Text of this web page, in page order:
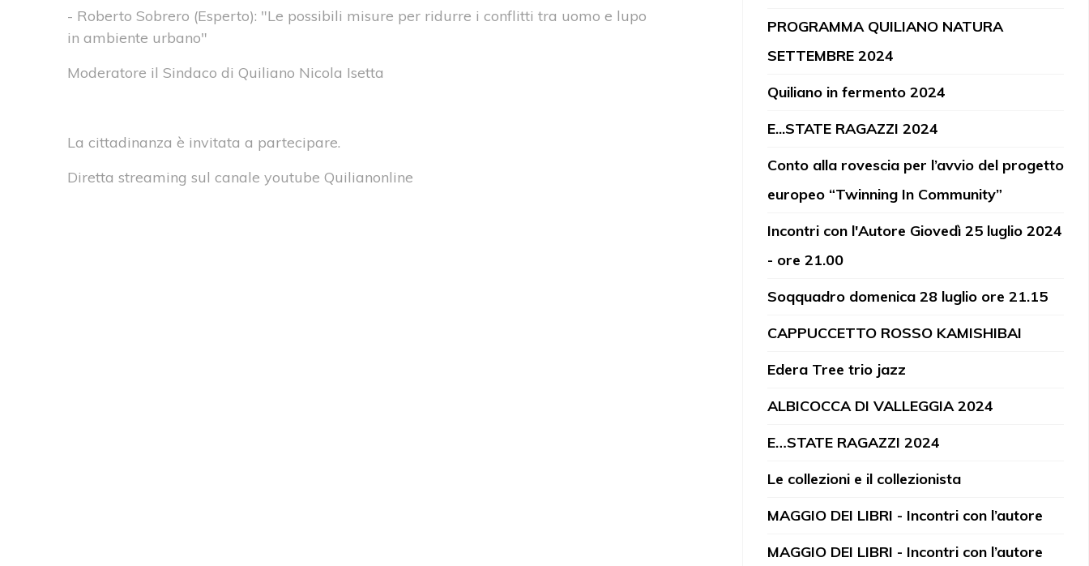
- Roberto Sobrero (Esperto): "Le possibili misure per ridurre i conflitti tra uomo e lupo
in ambiente urbano"
Moderatore il Sindaco di Quiliano Nicola Isetta
La cittadinanza è invitata a partecipare.
Diretta streaming sul canale youtube Quilianonline
PROGRAMMA QUILIANO NATURA
SETTEMBRE 2024
Quiliano in fermento 2024
E...STATE RAGAZZI 2024
Conto alla rovescia per l’avvio del progetto
europeo “Twinning In Community”
Incontri con l'Autore Giovedì 25 luglio 2024
- ore 21.00
Soqquadro domenica 28 luglio ore 21.15
CAPPUCCETTO ROSSO KAMISHIBAI
Edera Tree trio jazz
ALBICOCCA DI VALLEGGIA 2024
E…STATE RAGAZZI 2024
Le collezioni e il collezionista
MAGGIO DEI LIBRI - Incontri con l’autore
MAGGIO DEI LIBRI - Incontri con l’autore